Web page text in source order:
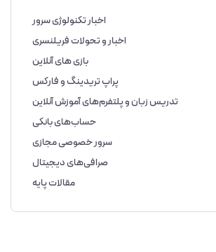
اخبار تکنولوژی سرور
اخبار و تحولات فریلنسری
بازی های آنلاین
پراپ تریدینگ و فارکس
تدریس زبان و پلتفرم‌های آموزش آنلاین
حساب‌های بانکی
سرور خصوصی مجازی
صرافی‌های دیجیتال
مقالات پایه